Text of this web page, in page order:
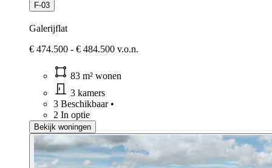
F-03
Galerijflat
€ 474.500 - € 484.500 v.o.n.
83 m² wonen
3 kamers
3 Beschikbaar•
2 In optie
Bekijk woningen